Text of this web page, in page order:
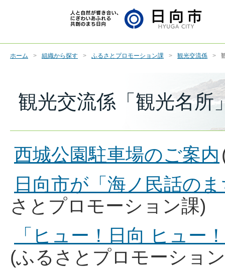
ホーム 組織から探す ふるさとプロモーション課 観光交流係
観光交流係「観光名所
西城公園駐車場のご案内
日向市が「海ノ民話の
さとプロモーション課)
「ヒュー！日向 ヒュー
(ふるさとプロモーショ